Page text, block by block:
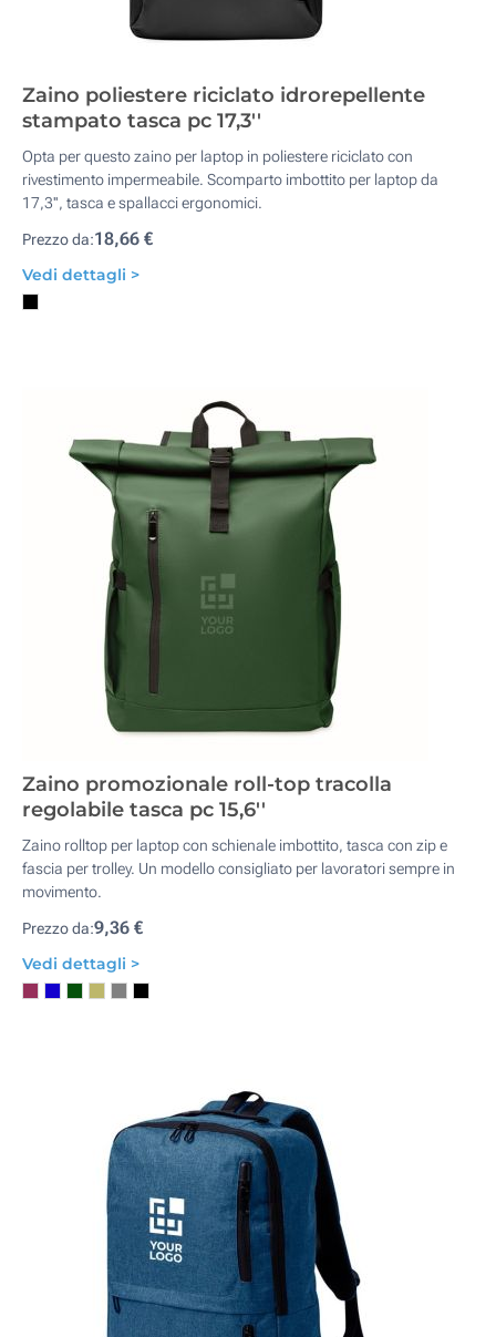
Zaino poliestere riciclato idrorepellente
stampato tasca pc 17,3''
Opta per questo zaino per laptop in poliestere riciclato con
rivestimento impermeabile. Scomparto imbottito per laptop da
17,3'', tasca e spallacci ergonomici.
Prezzo da:18,66 €
Vedi dettagli >
Zaino promozionale roll-top tracolla
regolabile tasca pc 15,6''
Zaino rolltop per laptop con schienale imbottito, tasca con zip e
fascia per trolley. Un modello consigliato per lavoratori sempre in
movimento.
Prezzo da:9,36 €
Vedi dettagli >